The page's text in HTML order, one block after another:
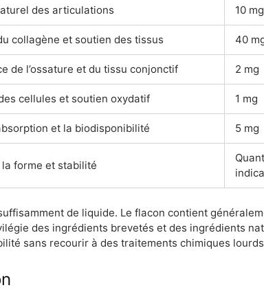
des articulations 10 mg
collagène et soutien des tissus 40
de l’ossature et du tissu conjonctif 2 mg
cellules et soutien oxydatif 1 mg
et la biodisponibilité 5 mg
forme et stabilité
de liquide. Le flacon contient
des ingrédients brevetés et des ingrédients
sans recourir à des traitements chimiques